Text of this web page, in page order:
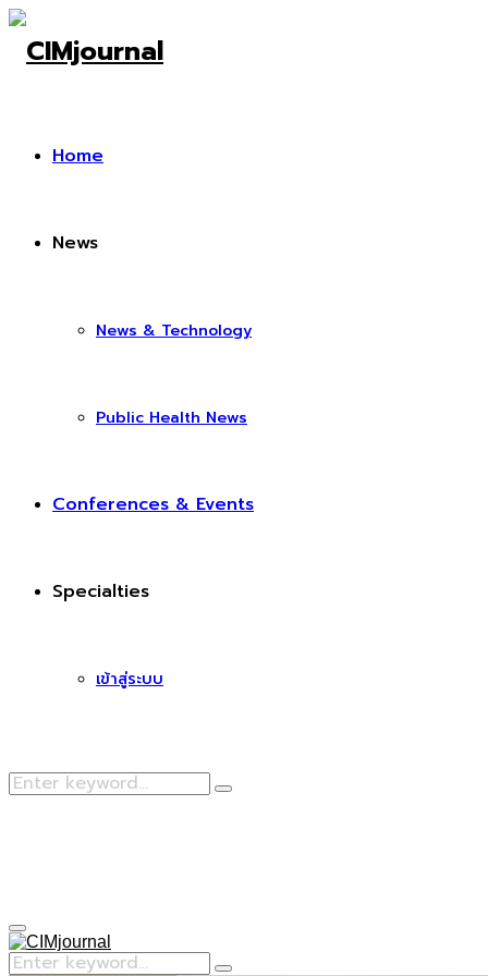
Home
News
News & Technology
Public Health News
Conferences & Events
Specialties
เข้าสู่ระบบ
Search
Search
Primary
Menu
Search